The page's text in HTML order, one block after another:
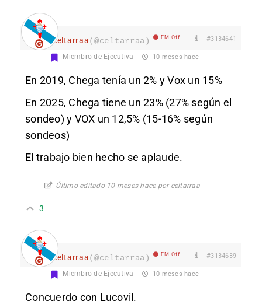
celtarraa(@celtarraa) EM Off #3134641
Miembro de Ejecutiva 10 meses hace
En 2019, Chega tenía un 2% y Vox un 15%
En 2025, Chega tiene un 23% (27% según el
sondeo) y VOX un 12,5% (15-16% según
sondeos)
El trabajo bien hecho se aplaude.
Último editado 10 meses hace por celtarraa
3
celtarraa(@celtarraa) EM Off #3134639
Miembro de Ejecutiva 10 meses hace
Concuerdo con Lucovil.